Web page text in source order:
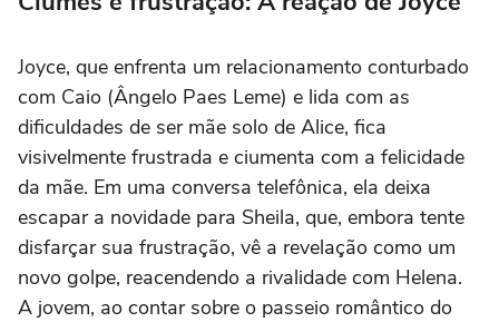
Joyce, que enfrenta um relacionamento conturbado
com Caio (Ângelo Paes Leme) e lida com as
dificuldades de ser mãe solo de Alice, fica
visivelmente frustrada e ciumenta com a felicidade
da mãe. Em uma conversa telefônica, ela deixa
escapar a novidade para Sheila, que, embora tente
disfarçar sua frustração, vê a revelação como um
novo golpe, reacendendo a rivalidade com Helena.
A jovem, ao contar sobre o passeio romântico do